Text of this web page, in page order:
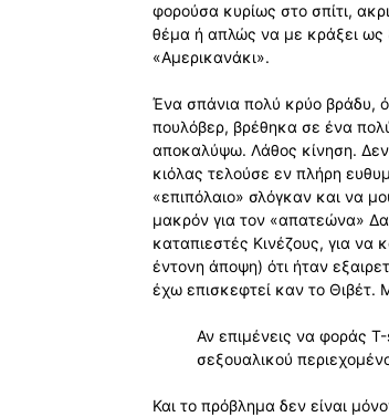
φορούσα κυρίως στο σπίτι,
θέμα ή απλώς να με κράξει
«Αμερικανάκι».
Ένα σπάνια πολύ κρύο βράδυ,
πουλόβερ, βρέθηκα σε ένα
αποκαλύψω. Λάθος κίνηση.
κιόλας τελούσε εν πλήρη
«επιπόλαιο» σλόγκαν και να
μακρόν για τον «απατεώνα»
καταπιεστές Κινέζους, για να
έντονη άποψη) ότι ήταν
έχω επισκεφτεί καν το Θιβέτ.
Αν επιμένεις να φοράς
σεξουαλικού
Και το πρόβλημα δεν είναι